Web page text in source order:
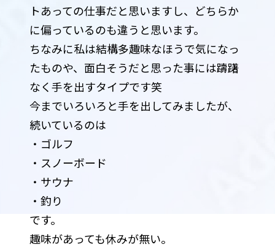
トあっての仕事だと思いますし、どちらか
に偏っているのも違うと思います。
ちなみに私は結構多趣味なほうで気になっ
たものや、面白そうだと思った事には躊躇
なく手を出すタイプです笑
今までいろいろと手を出してみましたが、
続いているのは
・ゴルフ
・スノーボード
・サウナ
・釣り
です。
趣味があっても休みが無い。